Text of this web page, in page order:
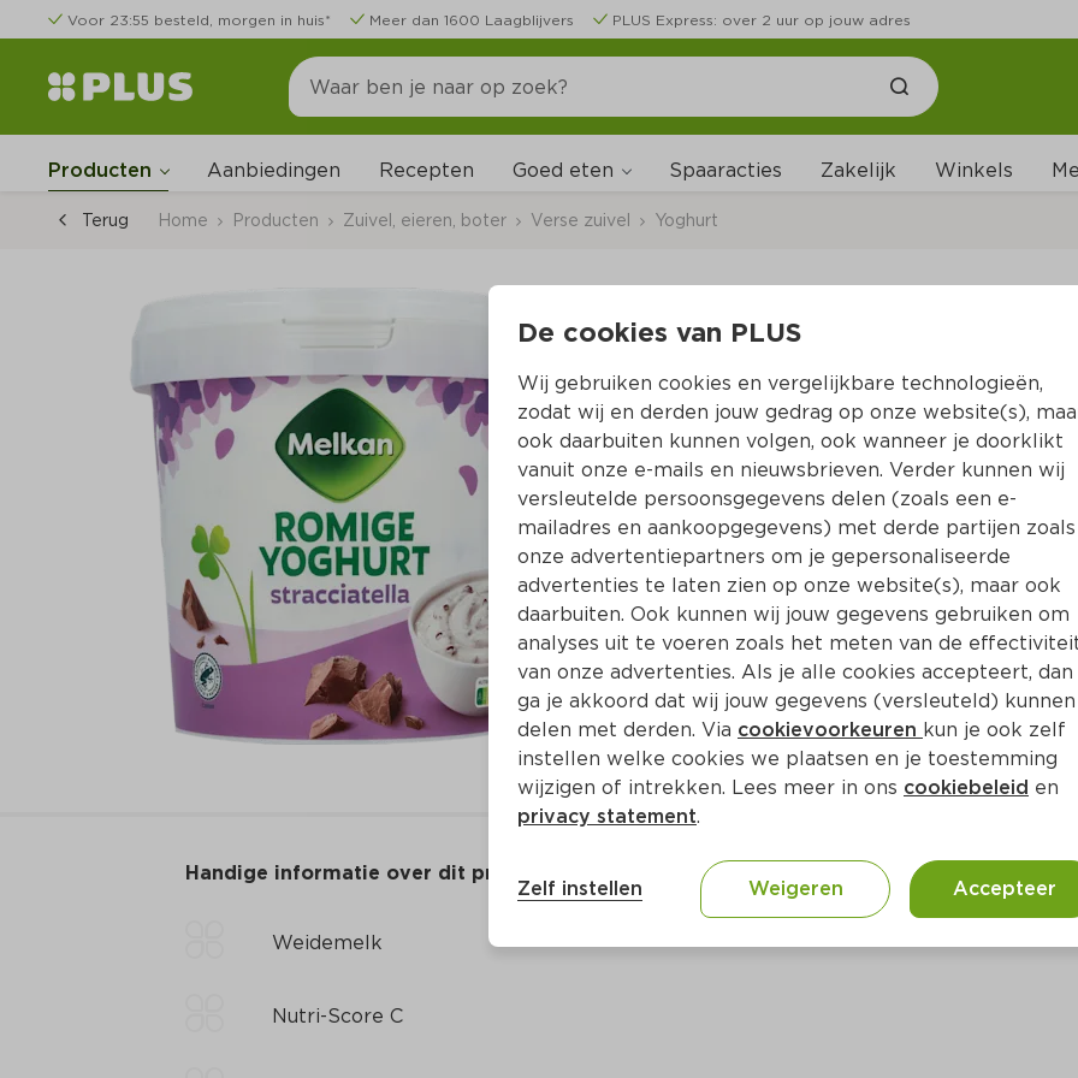
Voor 23:55 besteld, morgen in huis* Meer dan 1600 Laagblijvers PLUS Express: over 2 uur op jouw adres
Producten Aanbiedingen Recepten Goed eten Spaaracties Zakelijk Winkels
Terug Home Producten Zuivel, eieren, boter Verse zuivel Yoghurt
Melkan
Per Emmer 1 kg
1.99
Toevoegen
Handige informatie over dit product
Weidemelk
Nutri-Score C
De cookies van PLUS
Wij gebruiken cookies en vergelijkbare technologieën,
zodat wij en derden jouw gedrag op onze website(s),
ook daarbuiten kunnen volgen, ook wanneer je doorklikt
vanuit onze e-mails en nieuwsbrieven. Verder kunnen wij
versleutelde persoonsgegevens delen (zoals een e-
mailadres en aankoopgegevens) met derde partijen zoals
onze advertentiepartners om je gepersonaliseerde
advertenties te laten zien op onze website(s), maar ook
daarbuiten. Ook kunnen wij jouw gegevens gebruiken om
analyses uit te voeren zoals het meten van de
van onze advertenties. Als je alle cookies accepteert, dan
ga je akkoord dat wij jouw gegevens (versleuteld) kunnen
delen met derden. Via cookievoorkeuren kun je ook zelf
instellen welke cookies we plaatsen en je toestemming
wijzigen of intrekken. Lees meer in ons cookiebeleid en
privacy statement.
Zelf instellen Weigeren Accepteer